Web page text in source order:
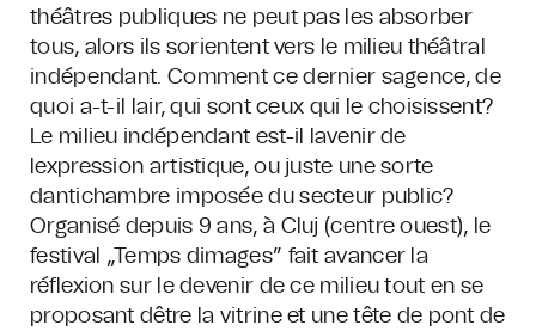
théâtres publiques ne peut pas les absorber
tous, alors ils sorientent vers le milieu théâtral
indépendant. Comment ce dernier sagence, de
quoi a-t-il lair, qui sont ceux qui le choisissent?
Le milieu indépendant est-il lavenir de
lexpression artistique, ou juste une sorte
dantichambre imposée du secteur public?
Organisé depuis 9 ans, à Cluj (centre ouest), le
festival „Temps dimages” fait avancer la
réflexion sur le devenir de ce milieu tout en se
proposant dêtre la vitrine et une tête de pont de